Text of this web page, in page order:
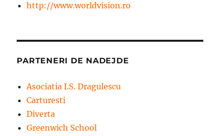
http://www.worldvision.ro
PARTENERI DE NADEJDE
Asociatia I.S. Dragulescu
Carturesti
Diverta
Greenwich School